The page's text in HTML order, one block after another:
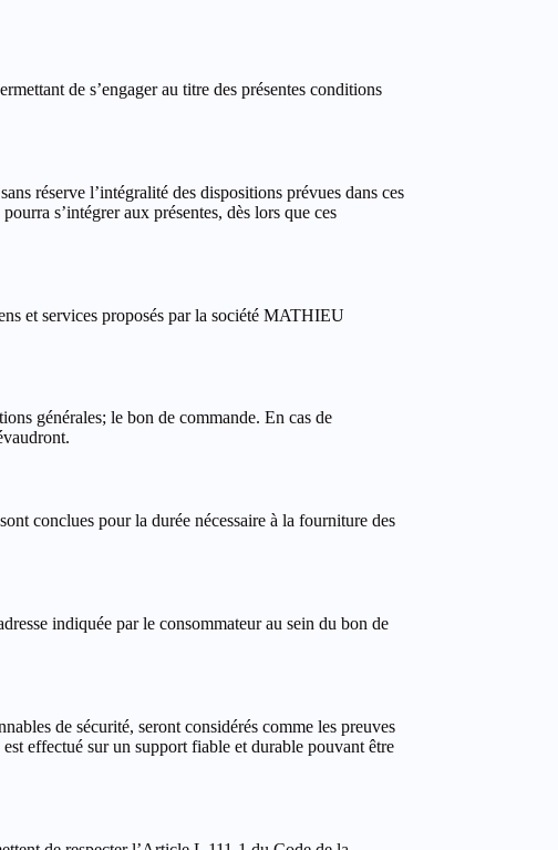
de s’engager au titre des présentes conditions
réserve l’intégralité des dispositions prévues dans ces
s’intégrer aux présentes, dès lors que ces
et services proposés par la société MATHIEU
générales; le bon de commande. En cas de
conclues pour la durée nécessaire à la fourniture des
indiquée par le consommateur au sein du bon de
de sécurité, seront considérés comme les preuves
effectué sur un support fiable et durable pouvant être